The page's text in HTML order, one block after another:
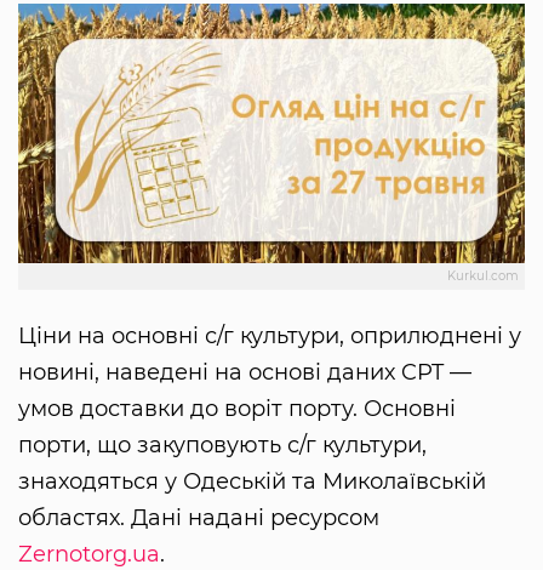
Kurkul.com
Ціни на основні с/г культури, оприлюднені у
новині, наведені на основі даних CPT —
умов доставки до воріт порту. Основні
порти, що закуповують с/г культури,
знаходяться у Одеській та Миколаївській
областях. Дані надані ресурсом
Zernotorg.ua.